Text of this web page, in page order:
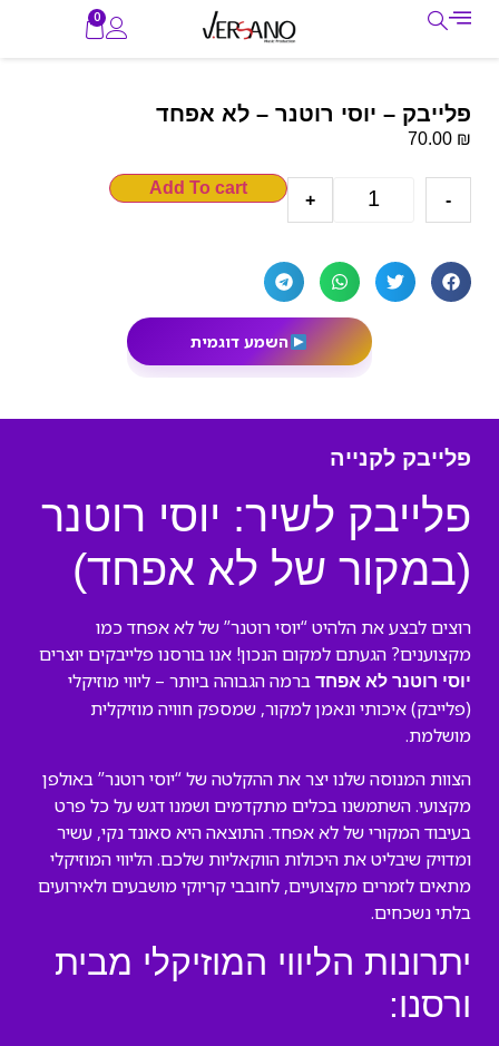
0
פלייבק – יוסי רוטנר – לא אפחד
70.00 ₪
-
+
Add To cart
השמע דוגמית
פלייבק לקנייה
פלייבק לשיר: יוסי רוטנר
(במקור של לא אפחד)
רוצים לבצע את הלהיט “יוסי רוטנר” של לא אפחד כמו
מקצוענים? הגעתם למקום הנכון! אנו בורסנו פלייבקים יוצרים
יוסי רוטנר לא אפחד ברמה הגבוהה ביותר – ליווי מוזיקלי
(פלייבק) איכותי ונאמן למקור, שמספק חוויה מוזיקלית
מושלמת.
הצוות המנוסה שלנו יצר את ההקלטה של “יוסי רוטנר” באולפן
מקצועי. השתמשנו בכלים מתקדמים ושמנו דגש על כל פרט
בעיבוד המקורי של לא אפחד. התוצאה היא סאונד נקי, עשיר
ומדויק שיבליט את היכולות הווקאליות שלכם. הליווי המוזיקלי
מתאים לזמרים מקצועיים, לחובבי קריוקי מושבעים ולאירועים
בלתי נשכחים.
יתרונות הליווי המוזיקלי מבית
ורסנו: